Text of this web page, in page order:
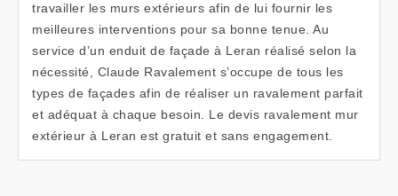
travailler les murs extérieurs afin de lui fournir les
meilleures interventions pour sa bonne tenue. Au
service d’un enduit de façade à Leran réalisé selon la
nécessité, Claude Ravalement s’occupe de tous les
types de façades afin de réaliser un ravalement parfait
et adéquat à chaque besoin. Le devis ravalement mur
extérieur à Leran est gratuit et sans engagement.